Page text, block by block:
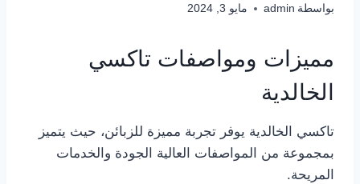
بواسطة admin مايو 3, 2024
مميزات ومواصفات تاكسي
الخالدية
تاكسي الخالدية يوفر تجربة مميزة للزبائن، حيث يتميز
بمجموعة من المواصفات العالية الجودة والخدمات
المريحة.